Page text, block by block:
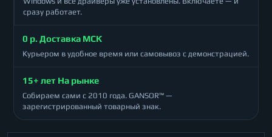
сразу работает.
0 р. Доставка МСК
Курьером в удобное время или самовывоз с демонстрацией.
15+ лет На рынке
Собираем сами с 2010 года. GANSOR™ —
зарегистрированный товарный знак.